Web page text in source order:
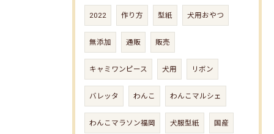
2022 作り方 型紙 犬用おやつ
無添加 通販 販売
キャミワンピース 犬用 リボン
バレッタ わんこ わんこマルシェ
わんこマラソン福岡 犬服型紙 国産